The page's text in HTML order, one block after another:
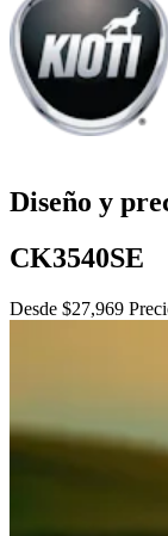
Diseño y
CK3540SE
Desde $27,969